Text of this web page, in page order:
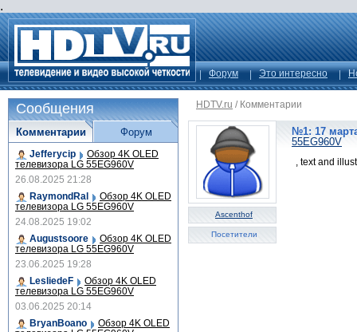
.
Форум Это интересно
HDTV.ru / Комментарии
Ascenthof
Посетители
№1: 17
55EG960V
, text and
Сообщения
Комментарии
Jefferycip Обзор 4K OLED
телевизора LG 55EG960V
26.08.2025 21:28
RaymondRal
Обзор 4K OLED
телевизора LG 55EG960V
24.08.2025 19:02
Augustsoore
Обзор 4K OLED
телевизора LG 55EG960V
23.06.2025 19:28
LesliedeF
Обзор 4K OLED
телевизора LG 55EG960V
03.06.2025 20:14
BryanBoano
Обзор 4K OLED
Форум